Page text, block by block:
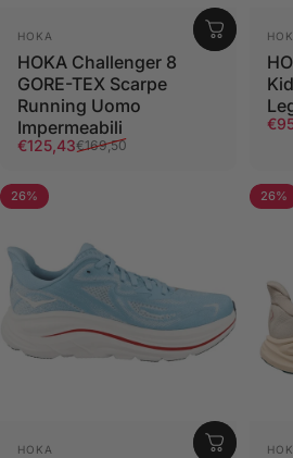
Fornitore:
HOKA
HOKA Challenger 8
GORE-TEX Scarpe
Running Uomo
Impermeabili
Prezzo scontato
€125,43
Prezzo di listino
€169,50
26%
Fornitore:
HOKA
26%